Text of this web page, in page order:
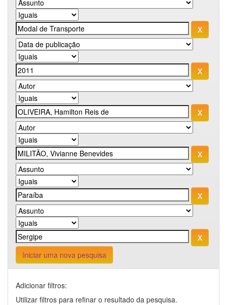
Iniciar uma nova pesquisa
Adicionar filtros:
Utilizar filtros para refinar o resultado da pesquisa.